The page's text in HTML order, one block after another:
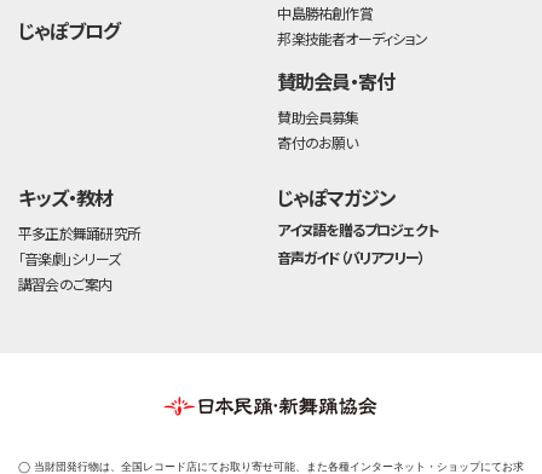
じゃぽブログ
中島勝祐創作賞
邦楽技能者オーディション
賛助会員・寄付
賛助会員募集
寄付のお願い
キッズ・教材
平多正於舞踊研究所
「音楽劇」シリーズ
講習会のご案内
じゃぽマガジン
アイヌ語を贈るプロジェクト
音声ガイド（バリアフリー）
◯ 当財団発行物は、全国レコード店にてお取り寄せ可能、また各種インターネット・ショップにてお求